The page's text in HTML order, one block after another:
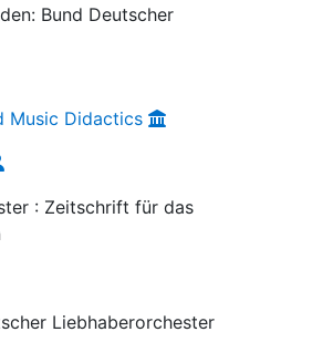
Bund Deutscher
Music Didactics
: Zeitschrift für das
Liebhaberorchester